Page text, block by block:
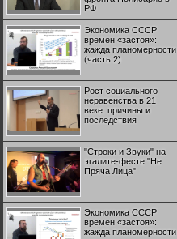
РФ
Экономика СССР
времен «застоя»:
жажда планомерности
(часть 2)
Рост социального
неравенства в 21
веке: причины и
последствия
"Строки и Звуки" на
эгалите-фесте "Не
Пряча Лица"
Экономика СССР
времен «застоя»:
жажда планомерности